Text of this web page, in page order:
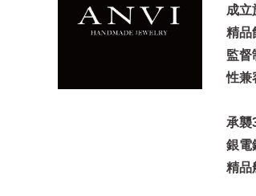
成立
精品
監督
性兼
承襲
銀電
精品